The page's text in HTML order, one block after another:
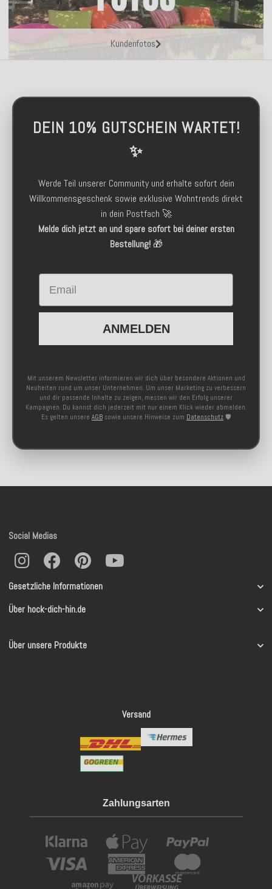
Kundenfotos
DEIN 10% GUTSCHEIN WARTET!
✨
Werde Teil unserer Community und erhalte sofort dein
Willkommensgeschenk sowie exklusive Wohntrends direkt
in dein Postfach 🚀
Melde dich jetzt an und spare sofort bei deiner ersten
Bestellung!🎁
Email
ANMELDEN
Mit unserem Newsletter informieren wir dich über besondere Aktionen und
Neuheiten rund um unser Unternehmen. Um unser Marketing zu verbessern
und dir passende Inhalte zu zeigen, messen wir den Erfolg unserer
Kampagnen. Du kannst dich jederzeit mit nur einem Klick wieder abmelden.
Es gelten unsere AGB sowie unsere Hinweise zum Datenschutz 🛡️
Gesetzliche Informationen
Über hock-dich-hin.de
Über unsere Produkte
Social Medias
Versand
Zahlungsarten